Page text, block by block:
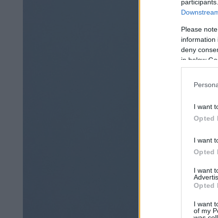
Please
information
deny
in below
I want
Opted
I want
Opted
I want
Opted
I want
of my